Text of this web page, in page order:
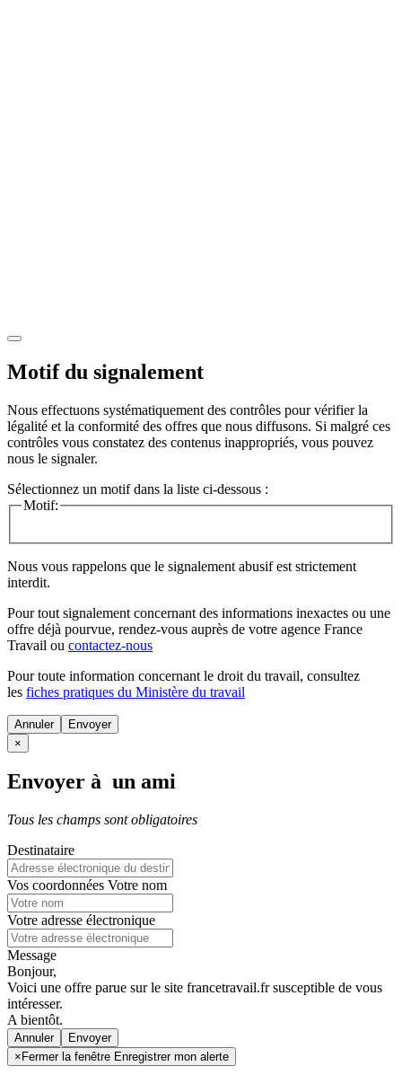
Motif du signalement
Nous effectuons systématiquement des contrôles pour vérifier la
légalité et la conformité des offres que nous diffusons. Si malgré ces
contrôles vous constatez des contenus inappropriés, vous pouvez
nous le signaler.
Sélectionnez un motif dans la liste ci-dessous :
Motif:
Nous vous rappelons que le signalement abusif est strictement
interdit.
Pour tout signalement concernant des informations inexactes ou une
offre déjà pourvue, rendez-vous auprès de votre agence France
Travail ou contactez-nous
Pour toute information concernant le droit du travail, consultez
les fiches pratiques du Ministère du travail
Annuler
×
Envoyer à un ami
Tous les champs sont obligatoires
Destinataire
Vos coordonnées Votre nom
Votre adresse électronique
Message
Bonjour,
Voici une offre parue sur le site francetravail.fr susceptible de vous
intéresser.
A bientôt.
Annuler
× Fermer la fenêtre Enregistrer mon alerte